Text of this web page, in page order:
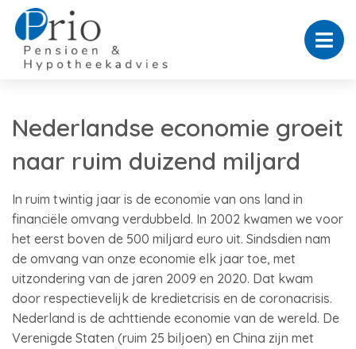
Nederlandse economie groeit
naar ruim duizend miljard
In ruim twintig jaar is de economie van ons land in
financiële omvang verdubbeld. In 2002 kwamen we voor
het eerst boven de 500 miljard euro uit. Sindsdien nam
de omvang van onze economie elk jaar toe, met
uitzondering van de jaren 2009 en 2020. Dat kwam
door respectievelijk de kredietcrisis en de coronacrisis.
Nederland is de achttiende economie van de wereld. De
Verenigde Staten (ruim 25 biljoen) en China zijn met